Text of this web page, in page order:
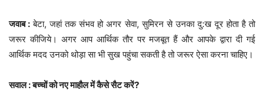
जवाब : बेटा, जहां तक संभव हो अगर सेवा, सुमिरन से उनका दु:ख दूर होता है तो
जरूर कीजिये। अगर आप आर्थिक तौर पर मजबूत हैं और आपके द्वारा दी गई
आर्थिक मदद उनको थोड़ा सा भी सुख पहुंचा सकती है तो जरूर ऐसा करना चाहिए।
सवाल : बच्चों को नए माहौल में कैसे सैट करें?